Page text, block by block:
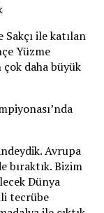
Sakçı ile katılan
Yüzme
daha büyük
Avrupa
bıraktık. Bizim
Dünya
tecrübe